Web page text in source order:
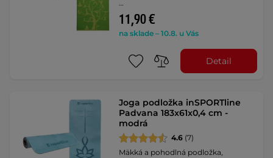
…
11,90 €
na sklade – 10.8. u Vás
Detail
Joga podložka inSPORTline
Padvana 183x61x0,4 cm -
modrá
4.6 (7)
Mäkká a pohodlná podložka,